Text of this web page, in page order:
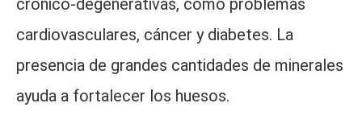
crónico-degenerativas, como problemas
cardiovasculares, cáncer y diabetes. La
presencia de grandes cantidades de minerales
ayuda a fortalecer los huesos.